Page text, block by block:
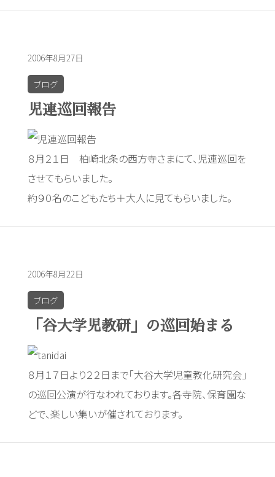
2006年8月27日
ブログ
児連巡回報告
８月２１日 柏崎北条の西方寺さまにて、児連巡回を
させてもらいました。
約９０名のこどもたち＋大人に見てもらいました。
2006年8月22日
ブログ
「谷大学児教研」の巡回始まる
８月１７日より２２日まで「大谷大学児童教化研究会」
の巡回公演が行なわれております。各寺院、保育園な
どで、楽しい集いが催されております。